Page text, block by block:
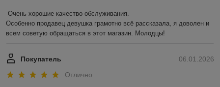
Очень хорошие качество обслуживания.
Особенно продавец девушка грамотно всё рассказала, я доволен и
всем советую обращаться в этот магазин. Молодцы!
06.01.2026
Покупатель
Отлично